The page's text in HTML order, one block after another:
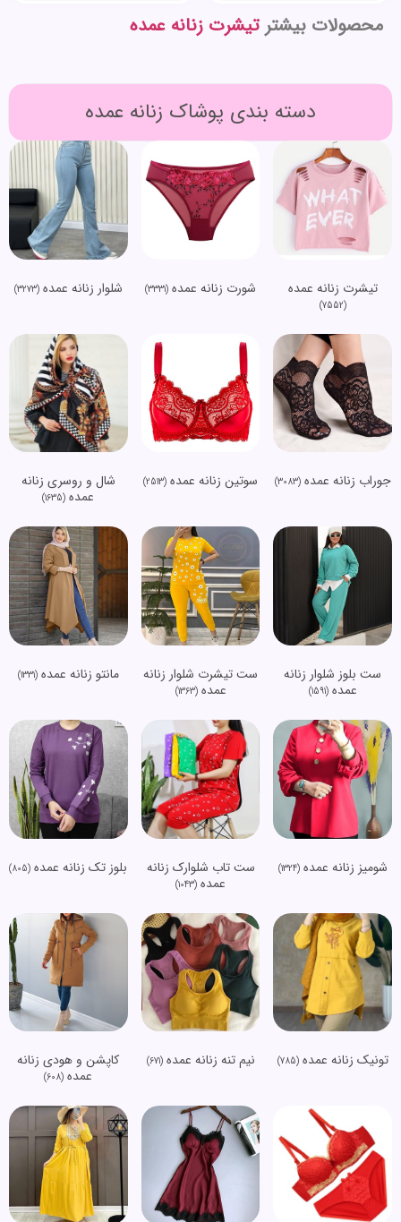
محصولات بیشترتیشرت زنانه عمده
دسته بندی پوشاک زنانه عمده
تیشرت زنانه عمده
(7552)
شورت زنانه عمده (3331) شلوار زنانه عمده(3273)
جوراب زنانه عمده(3083) سوتین زنانه عمده (2513)
شال و روسری زنانه
عمده (1635)
ست بلوز شلوار زنانه
عمده(1591)
ست تیشرت شلوار زنانه
عمده(1363)
مانتو زنانه عمده(1331)
شومیز زنانه عمده(1324)
ست تاب شلوارک زنانه
عمده (1043)
بلوز تک زنانه عمده (805)
تونیک زنانه عمده(785) نیم تنه زنانه عمده(671)
کاپشن و هودی زنانه
عمده (608)